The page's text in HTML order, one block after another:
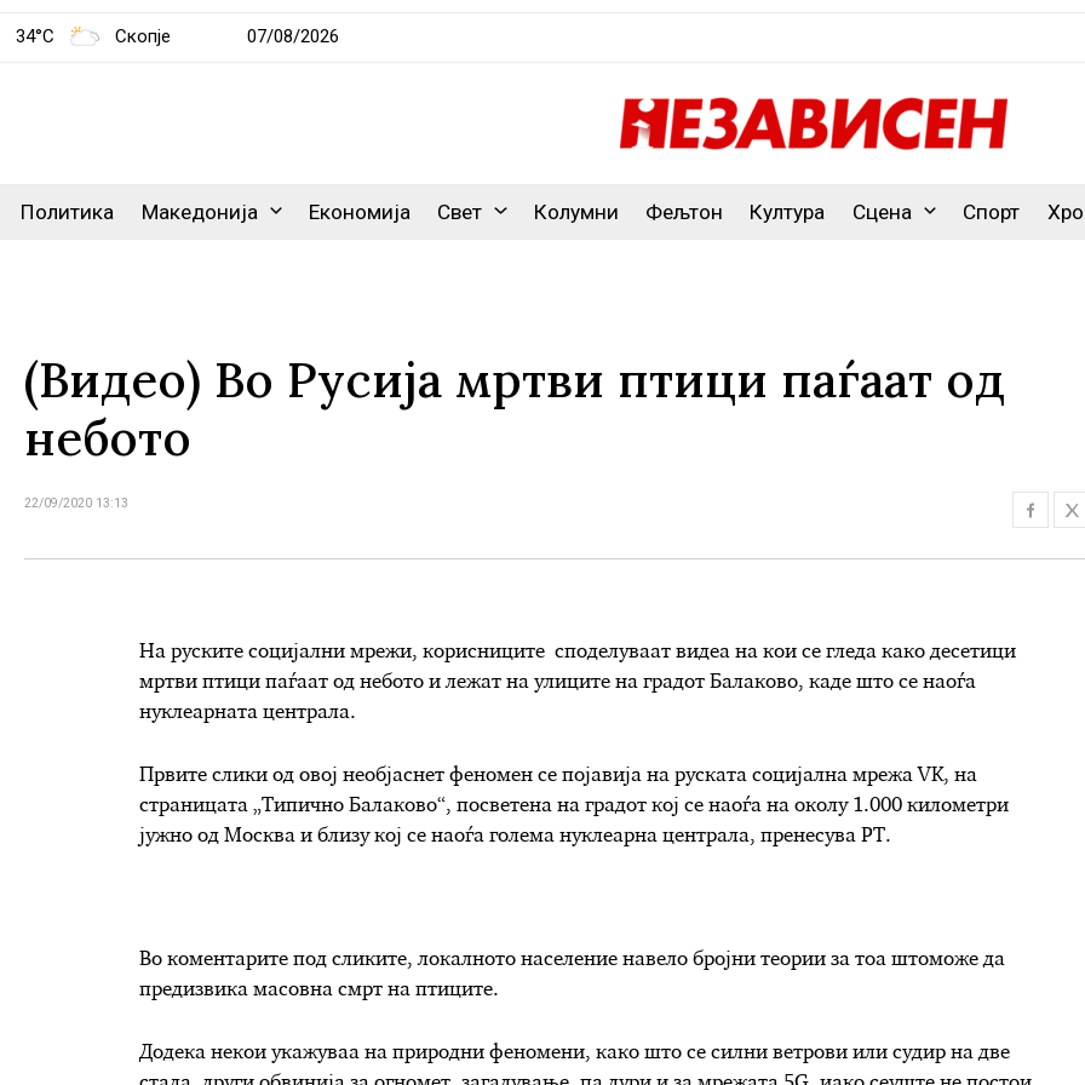
34°C Скопје 07/08/2026
Политика Македонија Економија Свет Колумни Фељтон Култура Сцена Спорт
(Видео) Во Русија мртви птици паѓаат од
небото
22/09/2020 13:13
На руските социјални мрежи, корисниците споделуваат видеа на кои се гледа како десетици
мртви птици паѓаат од небото и лежат на улиците на градот Балаково, каде што се наоѓа
нуклеарната централа.
Првите слики од овој необјаснет феномен се појавија на руската социјална мрежа VK, на
страницата „Типично Балаково“, посветена на градот кој се наоѓа на околу 1.000 километри
јужно од Москва и близу кој се наоѓа голема нуклеарна централа, пренесува РТ.
Во коментарите под сликите, локалното население навело бројни теории за тоа штоможе да
предизвика масовна смрт на птиците.
Додека некои укажуваа на природни феномени, како што се силни ветрови или судир на две